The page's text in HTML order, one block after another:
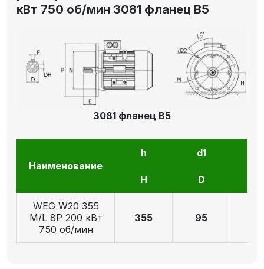
кВт 750 об/мин 3081 фланец В5
3081 фланец В5
Наименование
h d1
H D
WEG W20 355
M/L 8P 200 кВт
750 об/мин
355 95